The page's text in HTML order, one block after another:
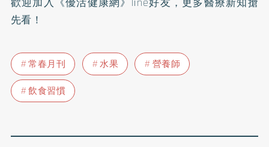
先看！
常春月刊 水果
營養師
飲食習慣